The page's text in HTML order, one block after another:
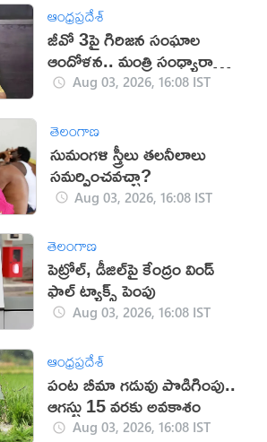
ఆంధ్రప్రదేశ్
జీవో 3పై గిరిజన సంఘాల
ఆందోళన.. మంత్రి సంధ్యారాణి
స్పందనిదే
Aug 03, 2026, 16:08 IST
తెలంగాణ
సుమంగళి స్త్రీలు తలనీలాలు
సమర్పించవచ్చా?
Aug 03, 2026, 16:08 IST
తెలంగాణ
పెట్రోల్, డీజిల్‌పై కేంద్రం విండ్
ఫాల్ ట్యాక్స్ పెంపు
Aug 03, 2026, 16:08 IST
ఆంధ్రప్రదేశ్
పంట బీమా గడువు పొడిగింపు..
ఆగస్టు 15 వరకు అవకాశం
Aug 03, 2026, 16:08 IST